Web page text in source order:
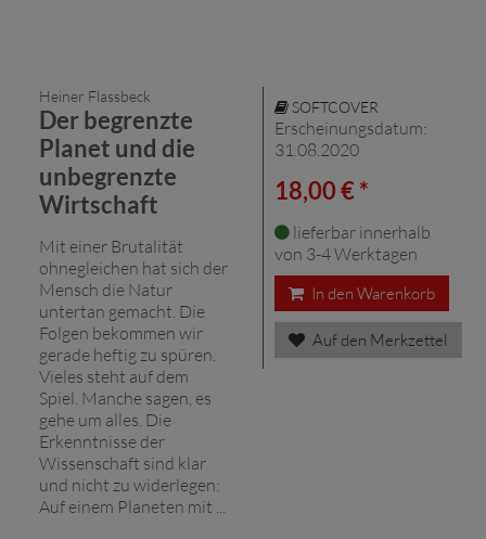
Heiner Flassbeck
Der begrenzte
Planet und die
unbegrenzte
Wirtschaft
Mit einer Brutalität
ohnegleichen hat sich der
Mensch die Natur
untertan gemacht. Die
Folgen bekommen wir
gerade heftig zu spüren.
Vieles steht auf dem
Spiel. Manche sagen, es
gehe um alles. Die
Erkenntnisse der
Wissenschaft sind klar
und nicht zu widerlegen:
Auf einem Planeten mit ...
SOFTCOVER
Erscheinungsdatum:
31.08.2020
18,00 € *
lieferbar innerhalb
von 3-4 Werktagen
In den Warenkorb
Auf den Merkzettel